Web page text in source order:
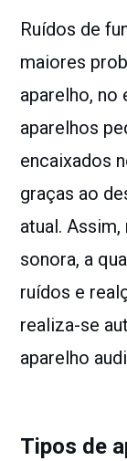
Ruídos de
maiores
aparelho, no
aparelhos
encaixados
graças ao
atual.
sonora, a
ruídos e
realiza-se
aparelho
Tipos de